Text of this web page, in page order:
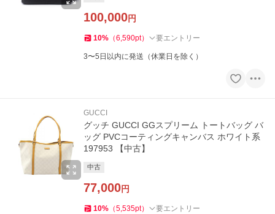
100,000円
10% （6,590pt） 要エントリー
3〜5日以内に発送（休業日を除く）
GUCCI
グッチ GUCCI GGスプリーム トートバッグ バ
ッグ PVCコーティングキャンバス ホワイト系
197953 【中古】
中古
77,000円
10% （5,535pt） 要エントリー